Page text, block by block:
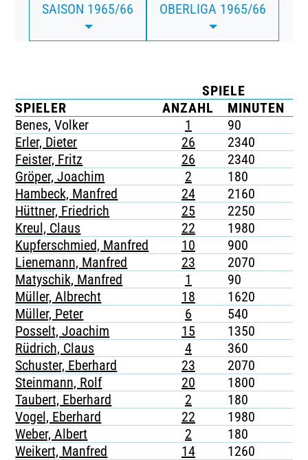
CLUBMITGLIEDSCHAFT
BUSINESS
TICKETING
SAISON 1965/66 OBERLIGA 1965/66
SPIELE
SPIELER
ANZAHL MINUTEN
Benes, Volker
1 90
Erler, Dieter
26 2340
Feister, Fritz
26 2340
Gröper, Joachim
2 180
Hambeck, Manfred
24 2160
Hüttner, Friedrich
25 2250
Kreul, Claus
22 1980
Kupferschmied, Manfred
10 900
Lienemann, Manfred
23 2070
Matyschik, Manfred
1 90
Müller, Albrecht
18 1620
Müller, Peter
6 540
Posselt, Joachim
15 1350
Rüdrich, Claus
4 360
Schuster, Eberhard
23 2070
Steinmann, Rolf
20 1800
Taubert, Eberhard
2 180
Vogel, Eberhard
22 1980
Weber, Albert
2 180
Weikert, Manfred
14 1260